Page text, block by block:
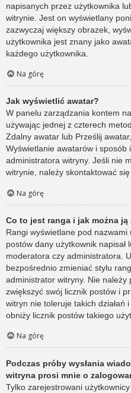
napisanych przez użytkownika
witrynie. Jest on wyświetlany
zazwyczaj większy obrazek,
użytkownika jest znany jako
każdego użytkownika.
Na górę
Jak wyświetlić awatar?
W panelu zarządzania kontem
używając jednej z czterech
Zdalny awatar lub Prześlij
Wyświetlanie awatarów i sposób
administratora witryny. Jeśli nie
witrynie, należy skontaktować
Na górę
Co to jest ranga i jak można ją
Rangi wyświetlane pod
postów dany użytkownik napisał
moderatora czy administratora.
bezpośrednio zmieniać stylu
administrator witryny. Nie
zwiększyć swój licznik postów i
witryn nie toleruje takich
obniży licznik postów takiego
Na górę
Podczas próby wysłania
witryna prosi mnie o
Tylko zarejestrowani